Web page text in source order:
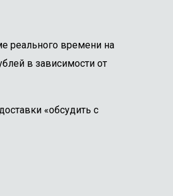
реального времени на
в зависимости от
«обсудить с